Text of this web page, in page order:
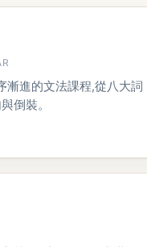
漸進的文法課程,從八大詞
倒裝。